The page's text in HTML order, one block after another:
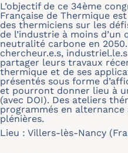
L’objectif de ce 34ème
Française de Thermique
des thermiciens sur les
de l’industrie à moins d’un
neutralité carbone en
chercheur.e.s,
partager leurs travaux
thermique et de ses
présentés sous forme
et pourront donner lieu à
(avec DOI). Des ateliers
programmés en alternance
plénières.
Lieu : Villers-lès-Nancy